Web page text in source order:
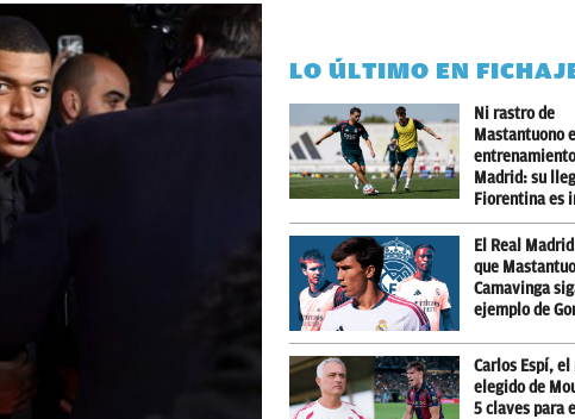
LO ÚLTIMO EN
Ni rastro de
Mastantuono
Madrid: su
Fiorentina es
El Real
que
Camavinga
ejemplo de
Carlos Espí, el
elegido de
5 claves para